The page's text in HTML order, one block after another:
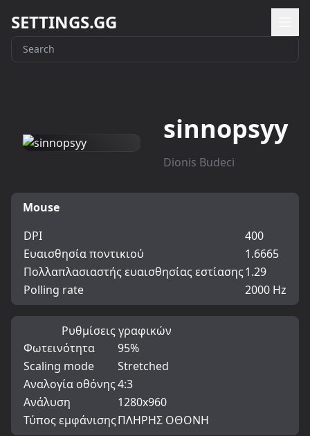
SETTINGS.GG
sinnopsyy
Dionis Budeci
Mouse
DPI
400
Ευαισθησία ποντικιού
1.6665
Πολλαπλασιαστής ευαισθησίας εστίασης1.29
Polling rate
2000 Hz
Ρυθμίσεις γραφικών
Φωτεινότητα
95%
Scaling mode
Stretched
Αναλογία οθόνης4:3
Ανάλυση
1280x960
Τύπος εμφάνισηςΠΛΗΡΗΣ ΟΘΟΝΗ